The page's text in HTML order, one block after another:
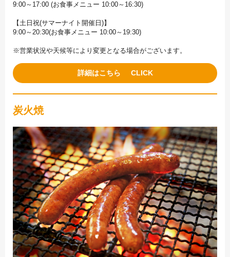
9:00～17:00 (お食事メニュー 10:00～16:30)
【土日祝(サマーナイト開催日)】
9:00～20:30(お食事メニュー 10:00～19:30)
※営業状況や天候等により変更となる場合がございます。
詳細はこちら
炭火焼